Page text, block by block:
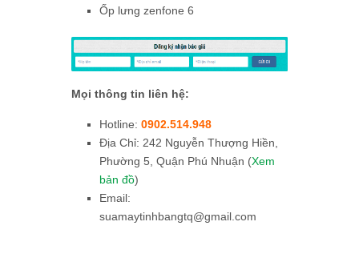
Ốp lưng zenfone 6
Mọi thông tin liên hệ:
Hotline: 0902.514.948
Địa Chỉ: 242 Nguyễn Thượng Hiền,
Phường 5, Quận Phú Nhuận (Xem
bản đồ)
Email:
suamaytinhbangtq@gmail.com